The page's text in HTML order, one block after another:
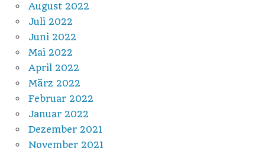
August 2022
Juli 2022
Juni 2022
Mai 2022
April 2022
März 2022
Februar 2022
Januar 2022
Dezember 2021
November 2021